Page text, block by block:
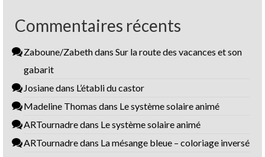
Commentaires récents
Zaboune/Zabethdans Sur la route des vacances et son
gabarit
Josianedans L’établi du castor
Madeline Thomas dans Le système solaire animé
ARTournadredans Le système solaire animé
ARTournadredans La mésange bleue – coloriage inversé